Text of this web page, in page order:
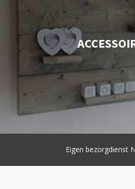
Eigen bezorgdienst